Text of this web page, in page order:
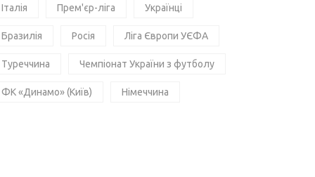
Італія Прем'єр-ліга Українці
Бразилія Росія Ліга Європи УЄФА
Туреччина Чемпіонат України з футболу
ФК «Динамо» (Київ) Німеччина